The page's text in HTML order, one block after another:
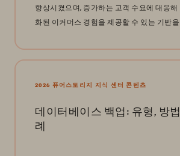
향상시켰으며, 증가하는 고객 수요에 대응해
화된 이커머스 경험을 제공할 수 있는 기반
2026 퓨어스토리지 지식 센터 콘텐츠
데이터베이스 백업: 유형, 방
례